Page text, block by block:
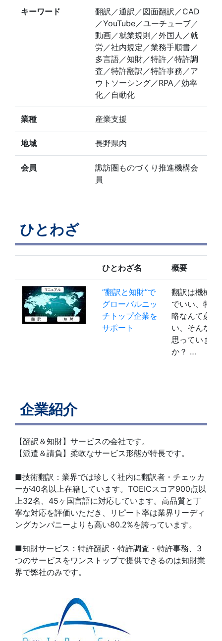
キーワード
翻訳／通訳／図面翻訳／CAD
／YouTube／ユーチューブ／
動画／就業規則／外国人／就
労／社内規定／業務手順書／
多言語／知財／特許／特許調
査／特許翻訳／特許事務／ア
ウトソーシング／RPA／効率
化／自動化
業種 産業支援
地域 長野県内
会員
諏訪圏ものづくり推進機構会
員
ひとわざ
ひとわざ名 概要
”翻訳と知財”で
グローバルニッ
チトップ企業を
サポート
翻訳は機械翻
でいい、特許
略なんて必要
い、そんな風
思っていませ
か？ …
企業紹介
【翻訳＆知財】サービスの会社です。
【派遣＆請負】柔軟なサービス形態が特長です。
■技術翻訳：業界では珍しく社内に翻訳者・チェッカ
ーが40名以上在籍しています。TOEICスコア900点以
上32名、45ヶ国言語に対応しています。高品質と丁
寧な対応を評価いただき、リピート率は業界リーディ
ングカンパニーよりも高い80.2%を誇っています。
■知財サービス：特許翻訳・特許調査・特許事務、3
つのサービスをワンストップで提供できるのは知財業
界で弊社のみです。